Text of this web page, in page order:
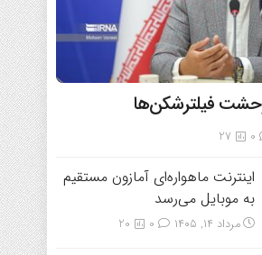
فیلترشکن‌ها
27
اینترنت ماهواره‌ای آمازون مستقیم
به موبایل می‌رسد
مرداد ۱۴, ۱۴۰۵ 20